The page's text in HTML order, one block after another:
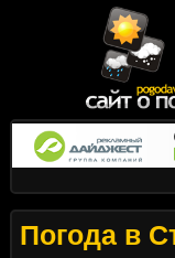
Погода в